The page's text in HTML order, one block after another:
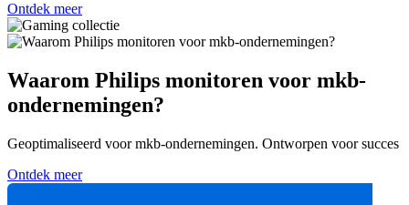
Ontdek meer
Waarom Philips monitoren voor mkb-
ondernemingen?
Geoptimaliseerd voor mkb-ondernemingen. Ontworpen voor succes
Ontdek meer